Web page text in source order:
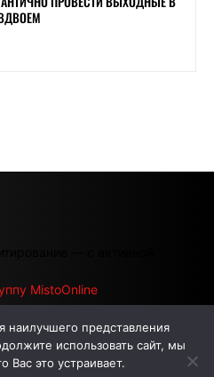
— с активной
MistoOnline
АВТОРЫ РЕКЛАМА НА САЙТЕ
наилучшего представления
использовать сайт, мы
Вас это устраивает.